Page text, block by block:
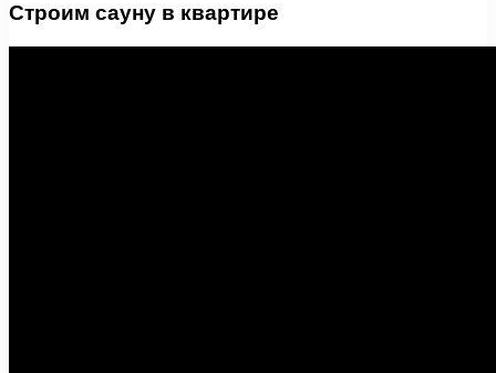
Строим сауну в квартире